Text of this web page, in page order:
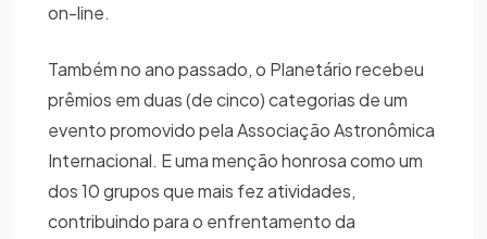
on-line.
Também no ano passado, o Planetário recebeu
prêmios em duas (de cinco) categorias de um
evento promovido pela Associação Astronômica
Internacional. E uma menção honrosa como um
dos 10 grupos que mais fez atividades,
contribuindo para o enfrentamento da